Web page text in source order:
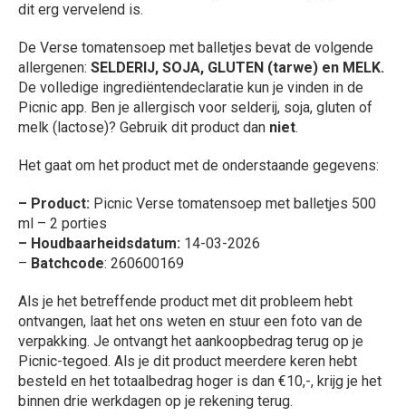
dit erg vervelend is.
De Verse tomatensoep met balletjes bevat de volgende
allergenen: SELDERIJ, SOJA, GLUTEN (tarwe) en MELK.
De volledige ingrediëntendeclaratie kun je vinden in de
Picnic app. Ben je allergisch voor selderij, soja, gluten of
melk (lactose)? Gebruik dit product dan niet.
Het gaat om het product met de onderstaande gegevens:
– Product: Picnic Verse tomatensoep met balletjes 500
ml – 2 porties
– Houdbaarheidsdatum: 14-03-2026
– Batchcode: 260600169
Als je het betreffende product met dit probleem hebt
ontvangen, laat het ons weten en stuur een foto van de
verpakking. Je ontvangt het aankoopbedrag terug op je
Picnic-tegoed. Als je dit product meerdere keren hebt
besteld en het totaalbedrag hoger is dan €10,-, krijg je het
binnen drie werkdagen op je rekening terug.